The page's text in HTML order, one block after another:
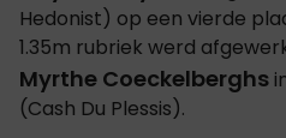
Hedonist) op een vierde
1.35m rubriek werd
Myrthe Coeckelberghs
(Cash Du Plessis).